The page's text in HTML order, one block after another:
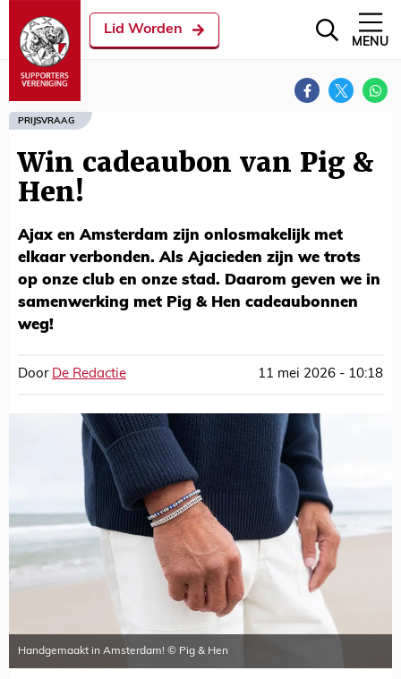
Lid Worden
MENU
PRIJSVRAAG
Win cadeaubon van Pig &
Hen!
Ajax en Amsterdam zijn onlosmakelijk met
elkaar verbonden. Als Ajacieden zijn we trots
op onze club en onze stad. Daarom geven we in
samenwerking met Pig & Hen cadeaubonnen
weg!
Door De Redactie 11 mei 2026 - 10:18
Handgemaakt in Amsterdam! © Pig & Hen